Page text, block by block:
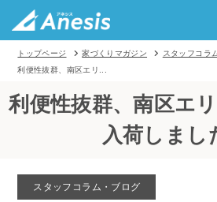
トップページ 家づくりマガジン
スタッフコラ
利便性抜群、南区エリ...
利便性抜群、南区エ
入荷しまし
スタッフコラム・ブログ